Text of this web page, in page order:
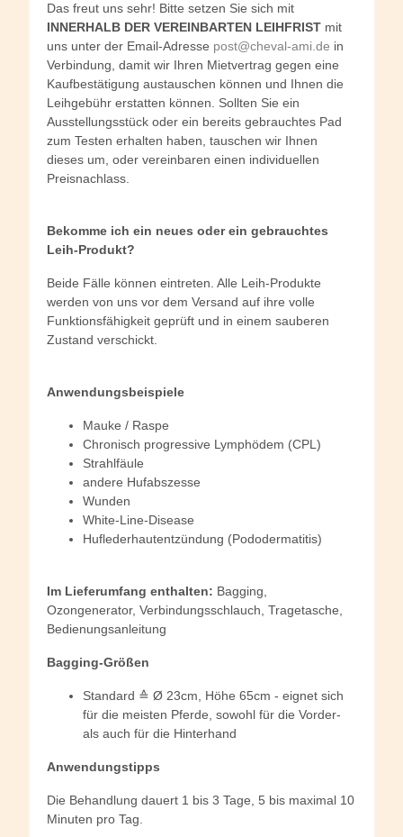
Das freut uns sehr! Bitte setzen Sie sich mit
INNERHALB DER VEREINBARTEN LEIHFRIST mit
uns unter der Email-Adresse post@cheval-ami.de in
Verbindung, damit wir Ihren Mietvertrag gegen eine
Kaufbestätigung austauschen können und Ihnen die
Leihgebühr erstatten können. Sollten Sie ein
Ausstellungsstück oder ein bereits gebrauchtes Pad
zum Testen erhalten haben, tauschen wir Ihnen
dieses um, oder vereinbaren einen individuellen
Preisnachlass.
Bekomme ich ein neues oder ein gebrauchtes
Leih-Produkt?
Beide Fälle können eintreten. Alle Leih-Produkte
werden von uns vor dem Versand auf ihre volle
Funktionsfähigkeit geprüft und in einem sauberen
Zustand verschickt.
Anwendungsbeispiele
Mauke / Raspe
Chronisch progressive Lymphödem (CPL)
Strahlfäule
andere Hufabszesse
Wunden
White-Line-Disease
Huflederhautentzündung (Pododermatitis)
Im Lieferumfang enthalten: Bagging,
Ozongenerator, Verbindungsschlauch, Tragetasche,
Bedienungsanleitung
Bagging-Größen
Standard ≙ Ø 23cm, Höhe 65cm - eignet sich
für die meisten Pferde, sowohl für die Vorder-
als auch für die Hinterhand
Anwendungstipps
Die Behandlung dauert 1 bis 3 Tage, 5 bis maximal 10
Minuten pro Tag.